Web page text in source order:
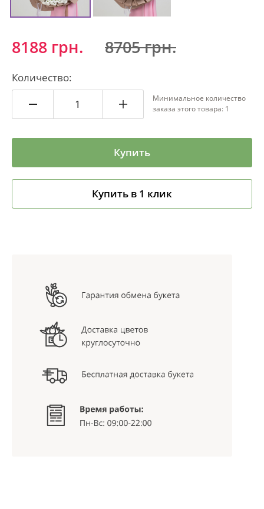
8188 грн. 8705 грн.
Количество:
Минимальное количество
заказа этого товара: 1
Купить
Купить в 1 клик